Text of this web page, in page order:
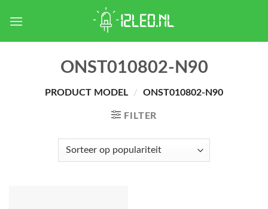
ONST010802-N90
PRODUCT MODEL / ONST010802-N90
FILTER